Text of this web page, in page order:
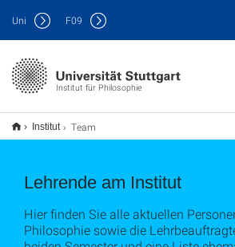
Institut für Philosophie
Uni F09
Institut Team
Lehrende am Institut
Hier finden Sie alle aktuellen
Philosophie sowie die